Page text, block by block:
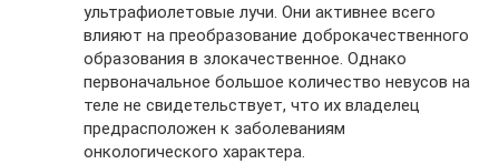
ультрафиолетовые лучи. Они активнее всего
влияют на преобразование доброкачественного
образования в злокачественное. Однако
первоначальное большое количество невусов на
теле не свидетельствует, что их владелец
предрасположен к заболеваниям
онкологического характера.